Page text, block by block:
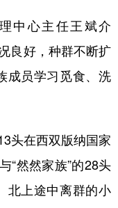
語 한국어
心主任王斌介
良好，种群不断扩
成员学习觅食、洗
头在西双版纳国家
“然然家族”的28头
北上途中离群的小